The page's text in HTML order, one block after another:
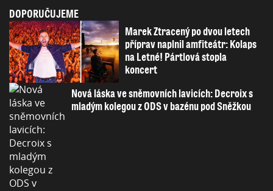
DOPORUČUJEME
Marek Ztracený po dvou letech
příprav naplnil amfiteátr: Kolaps
na Letné! Pártlová stopla
koncert
Nová láska ve sněmovních lavicích: Decroix s
mladým kolegou z ODS v bazénu pod Sněžkou